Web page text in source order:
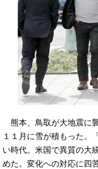
熊本、鳥取が大地震に
１１月に雪が積もった。
い時代。米国で異質の大
めた。変化への対応に四